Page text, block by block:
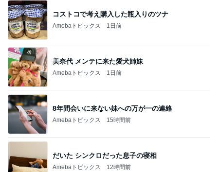
コストコで考え購入した瓶入りのツナ
Amebaトピックス 1日前
美奈代 メンテに来た愛犬姉妹
Amebaトピックス 1日前
8年間会いに来ない妹への万が一の連絡
Amebaトピックス 15時間前
だいた シンクロだった息子の寝相
Amebaトピックス 12時間前